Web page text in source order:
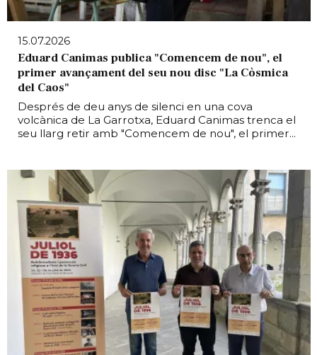
15.07.2026
Eduard Canimas publica "Comencem de nou", el
primer avançament del seu nou disc "La Còsmica
del Caos"
Després de deu anys de silenci en una cova
volcànica de La Garrotxa, Eduard Canimas trenca el
seu llarg retir amb "Comencem de nou", el primer...